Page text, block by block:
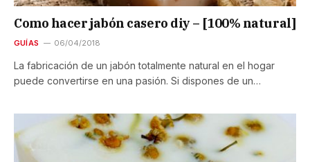
Como hacer jabón casero diy – [100% natural]
GUÍAS 06/04/2018
La fabricación de un jabón totalmente natural en el hogar
puede convertirse en una pasión. Si dispones de un…